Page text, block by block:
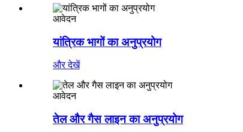
आवेदन
यांत्रिक भागों का अनुप्रयोग
और देखें
आवेदन
तेल और गैस लाइन का अनुप्रयोग